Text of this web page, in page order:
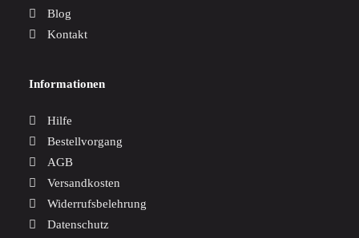
Blog
Kontakt
Informationen
Hilfe
Bestellvorgang
AGB
Versandkosten
Widerrufsbelehrung
Datenschutz